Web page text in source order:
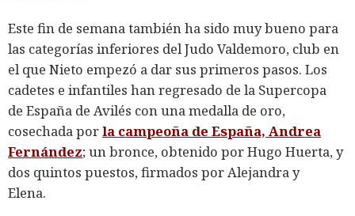
Este fin de semana también ha sido muy bueno para
las categorías inferiores del Judo Valdemoro, club en
el que Nieto empezó a dar sus primeros pasos. Los
cadetes e infantiles han regresado de la Supercopa
de España de Avilés con una medalla de oro,
cosechada porla campeoña de España, Andrea
Fernández; un bronce, obtenido por Hugo Huerta, y
dos quintos puestos, firmados por Alejandra y
Elena.